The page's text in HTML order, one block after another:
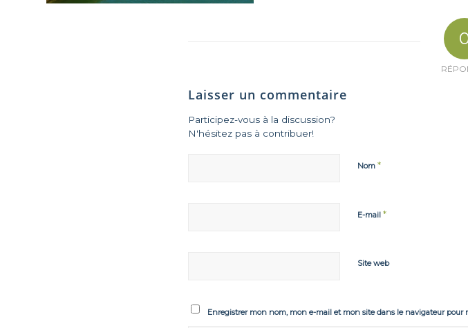
Laisser un commentaire
Participez-vous à la discussion?
N'hésitez pas à contribuer!
Nom *
E-mail *
Site web
Enregistrer mon nom, mon e-mail et mon site dans le navigateur